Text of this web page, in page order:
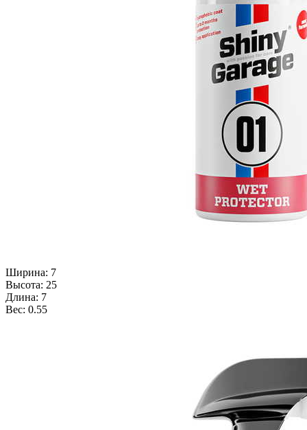
Ширина: 7
Высота: 25
Длина: 7
Вес: 0.55